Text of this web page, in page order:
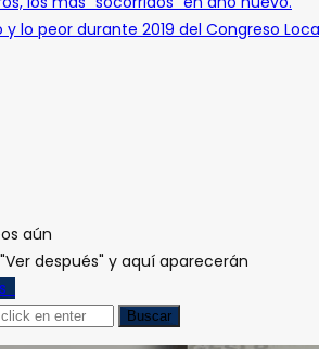
lo peor durante 2019 del Congreso
aún
después" y aquí aparecerán